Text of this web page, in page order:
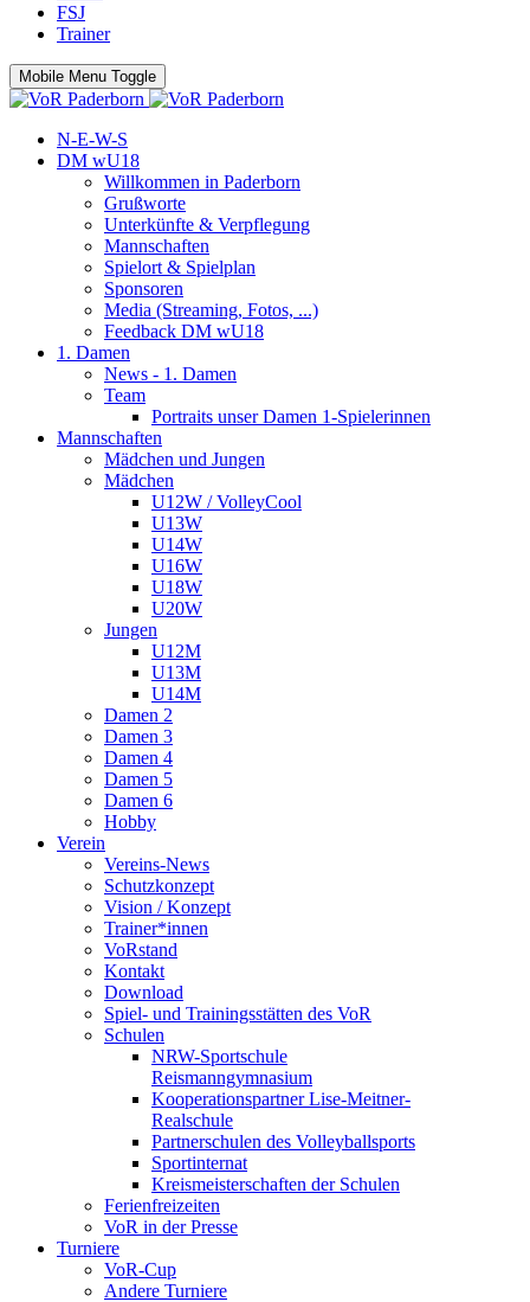
FSJ
Trainer
Mobile Menu Toggle
N-E-W-S
DM wU18
Willkommen in Paderborn
Grußworte
Unterkünfte & Verpflegung
Mannschaften
Spielort & Spielplan
Sponsoren
Media (Streaming, Fotos, ...)
Feedback DM wU18
1. Damen
News - 1. Damen
Team
Portraits unser Damen 1-Spielerinnen
Mannschaften
Mädchen und Jungen
Mädchen
U12W / VolleyCool
U13W
U14W
U16W
U18W
U20W
Jungen
U12M
U13M
U14M
Damen 2
Damen 3
Damen 4
Damen 5
Damen 6
Hobby
Verein
Vereins-News
Schutzkonzept
Vision / Konzept
Trainer*innen
VoRstand
Kontakt
Download
Spiel- und Trainingsstätten des VoR
Schulen
NRW-Sportschule
Reismanngymnasium
Kooperationspartner Lise-Meitner-
Realschule
Partnerschulen des Volleyballsports
Sportinternat
Kreismeisterschaften der Schulen
Ferienfreizeiten
VoR in der Presse
Turniere
VoR-Cup
Andere Turniere